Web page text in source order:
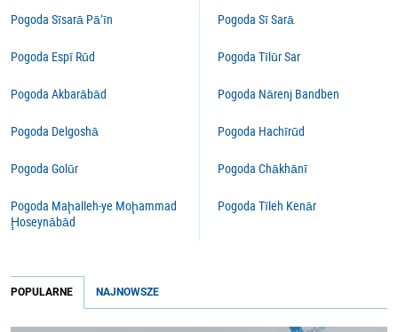
Pogoda Sīsarā Pā’īn
Pogoda Espī Rūd
Pogoda Akbarābād
Pogoda Delgoshā
Pogoda Golūr
Pogoda Maḩalleh-ye Moḩammad
Ḩoseynābād
Pogoda Sī Sarā
Pogoda Tīlūr Sar
Pogoda Nārenj Bandben
Pogoda Hachīrūd
Pogoda Chākhānī
Pogoda Tīleh Kenār
POPULARNE NAJNOWSZE